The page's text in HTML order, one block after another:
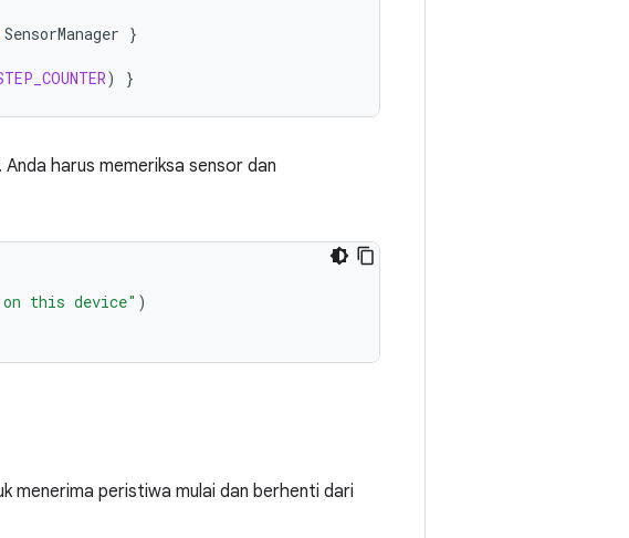
SensorManager }
) }
harus memeriksa sensor dan
this device" )
menerima peristiwa mulai dan berhenti dari